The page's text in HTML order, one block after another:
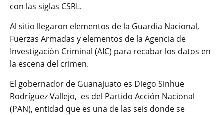
con las siglas CSRL.
Al sitio llegaron elementos de la Guardia Nacional,
Fuerzas Armadas y elementos de la Agencia de
Investigación Criminal (AIC) para recabar los datos en
la escena del crimen.
El gobernador de Guanajuato es Diego Sinhue
Rodríguez Vallejo, es del Partido Acción Nacional
(PAN), entidad que es una de las seis donde se